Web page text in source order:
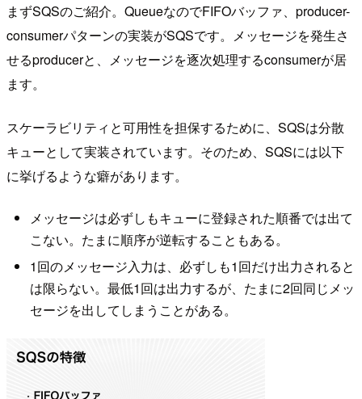
まずSQSのご紹介。QueueなのでFIFOバッファ、producer-
consumerパターンの実装がSQSです。メッセージを発生さ
せるproducerと、メッセージを逐次処理するconsumerが居
ます。
スケーラビリティと可用性を担保するために、SQSは分散
キューとして実装されています。そのため、SQSには以下
に挙げるような癖があります。
メッセージは必ずしもキューに登録された順番では出て
こない。たまに順序が逆転することもある。
1回のメッセージ入力は、必ずしも1回だけ出力されると
は限らない。最低1回は出力するが、たまに2回同じメッ
セージを出してしまうことがある。